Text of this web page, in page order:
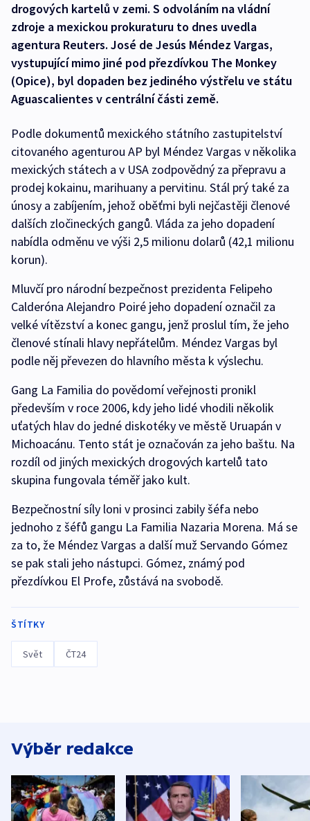
drogových kartelů v zemi. S odvoláním na vládní
zdroje a mexickou prokuraturu to dnes uvedla
agentura Reuters. José de Jesús Méndez Vargas,
vystupující mimo jiné pod přezdívkou The Monkey
(Opice), byl dopaden bez jediného výstřelu ve státu
Aguascalientes v centrální části země.
Podle dokumentů mexického státního zastupitelství
citovaného agenturou AP byl Méndez Vargas v několika
mexických státech a v USA zodpovědný za přepravu a
prodej kokainu, marihuany a pervitinu. Stál prý také za
únosy a zabíjením, jehož oběťmi byli nejčastěji členové
dalších zločineckých gangů. Vláda za jeho dopadení
nabídla odměnu ve výši 2,5 milionu dolarů (42,1 milionu
korun).
Mluvčí pro národní bezpečnost prezidenta Felipeho
Calderóna Alejandro Poiré jeho dopadení označil za
velké vítězství a konec gangu, jenž proslul tím, že jeho
členové stínali hlavy nepřátelům. Méndez Vargas byl
podle něj převezen do hlavního města k výslechu.
Gang La Familia do povědomí veřejnosti pronikl
především v roce 2006, kdy jeho lidé vhodili několik
uťatých hlav do jedné diskotéky ve městě Uruapán v
Michoacánu. Tento stát je označován za jeho baštu. Na
rozdíl od jiných mexických drogových kartelů tato
skupina fungovala téměř jako kult.
Bezpečnostní síly loni v prosinci zabily šéfa nebo
jednoho z šéfů gangu La Familia Nazaria Morena. Má se
za to, že Méndez Vargas a další muž Servando Gómez
se pak stali jeho nástupci. Gómez, známý pod
přezdívkou El Profe, zůstává na svobodě.
ŠTÍTKY
Svět ČT24
Výběr redakce